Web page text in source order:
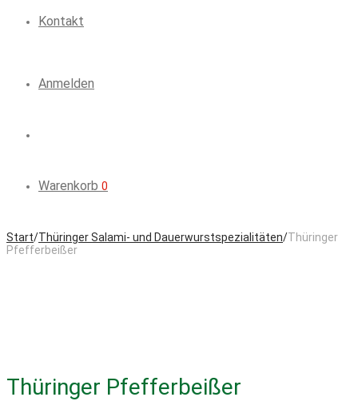
Kontakt
Anmelden
Warenkorb 0
Start/Thüringer Salami- und Dauerwurstspezialitäten/Thüringer
Pfefferbeißer
Thüringer Pfefferbeißer